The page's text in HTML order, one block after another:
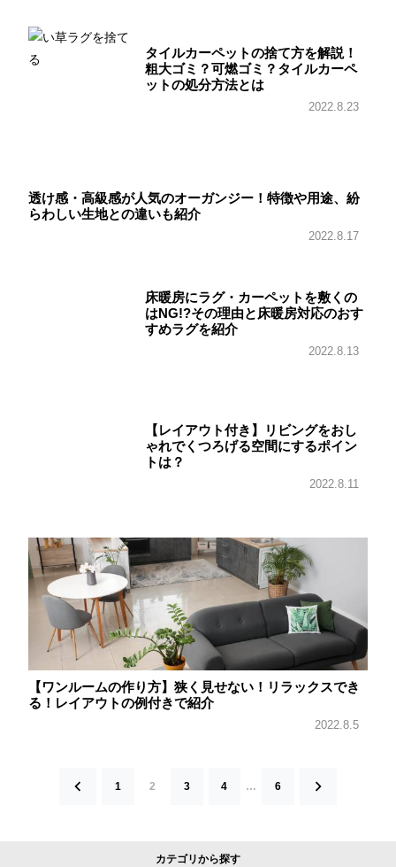
タイルカーペットの捨て方を解説！
粗大ゴミ？可燃ゴミ？タイルカーペ
ットの処分方法とは
2022.8.23
透け感・高級感が人気のオーガンジー！特徴や用途、紛
らわしい生地との違いも紹介
2022.8.17
床暖房にラグ・カーペットを敷くの
はNG!?その理由と床暖房対応のおす
すめラグを紹介
2022.8.13
【レイアウト付き】リビングをおし
ゃれでくつろげる空間にするポイン
トは？
2022.8.11
【ワンルームの作り方】狭く見せない！リラックスでき
る！レイアウトの例付きで紹介
2022.8.5
1 2 3 4 … 6
カテゴリから探す